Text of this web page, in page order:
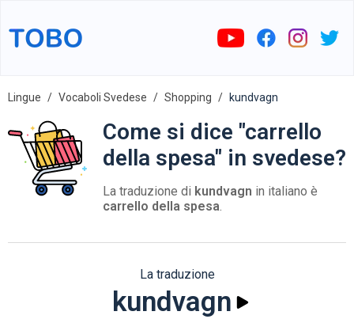
Lingue Vocaboli Svedese Shopping kundvagn
Come si dice "carrello
della spesa" in svedese?
La traduzione di kundvagn in italiano è
carrello della spesa.
La traduzione
kundvagn